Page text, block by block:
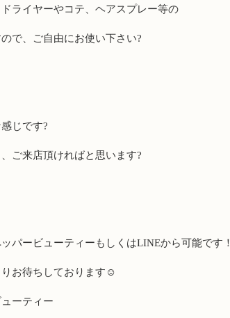
ライヤーやコテ、ヘアスプレー等の
で、ご自由にお使い下さい?
じです?
ご来店頂ければと思います?
パービューティーもしくはLINEから可能です！
お待ちしております ☺️
ーティー